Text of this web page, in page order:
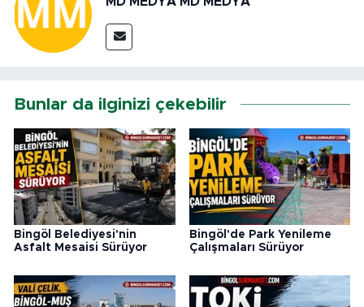
Bunlar da ilginizi çekebilir
Bingöl Belediyesi'nin
Asfalt Mesaisi Sürüyor
Bingöl'de Park Yenileme
Çalışmaları Sürüyor